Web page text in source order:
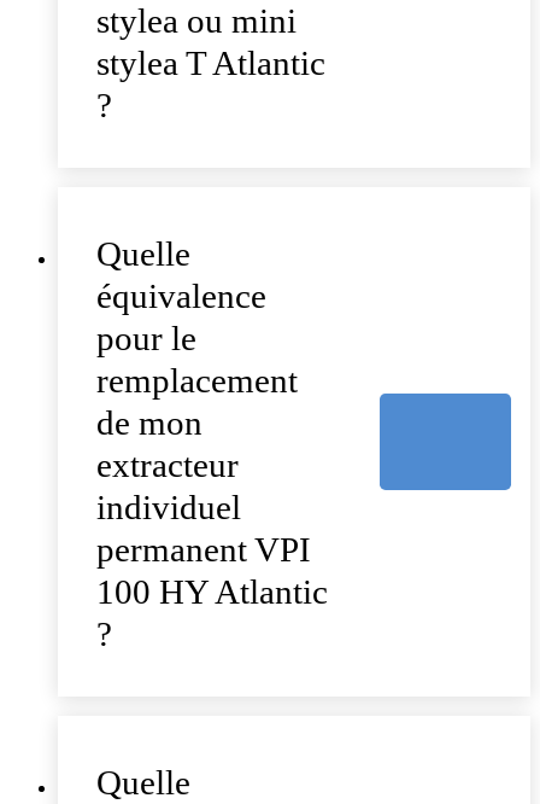
stylea ou mini
stylea T Atlantic
?
Quelle
équivalence
pour le
remplacement
de mon
extracteur
individuel
permanent VPI
100 HY Atlantic
?
Quelle